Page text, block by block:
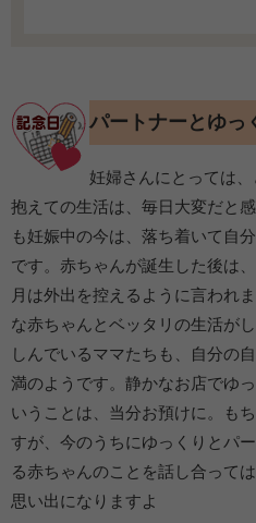
パートナーとゆっ
妊婦さんにとっては
抱えての生活は、毎日大変だと
も妊娠中の今は、落ち着いて自
です。赤ちゃんが誕生した後は
月は外出を控えるように言われ
な赤ちゃんとベッタリの生活が
しんでいるママたちも、自分の
満のようです。静かなお店でゆ
いうことは、当分お預けに。も
すが、今のうちにゆっくりとパ
る赤ちゃんのことを話し合って
思い出になりますよ